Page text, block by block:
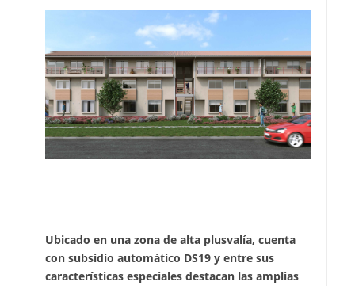
Ubicado en una zona de alta plusvalía, cuenta
con subsidio automático DS19 y entre sus
características especiales destacan las amplias